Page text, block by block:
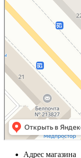
Адрес магазина